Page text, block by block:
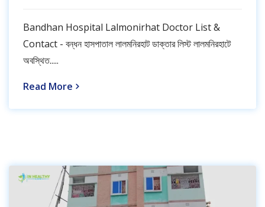
Bandhan Hospital Lalmonirhat Doctor List &
Contact - বন্ধন হাসপাতাল লালমনিরহাট ডাক্তার লিস্ট লালমনিরহাটে
অবস্থিত.....
Read More